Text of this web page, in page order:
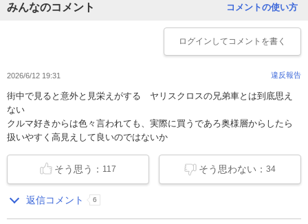
コメントの使い方
みんなのコメント
ログイン してコメントを書く
2026/6/12 19:31 違反報告
街中で見ると意外と見栄えがする ヤリスクロスの兄弟車とは到底思え
ない
クルマ好きからは色々言われても、実際に買うであろ奥様層からしたら
扱いやすく高見えして良いのではないか
そう思わない： 34
そう思う： 117
返信コメント 6